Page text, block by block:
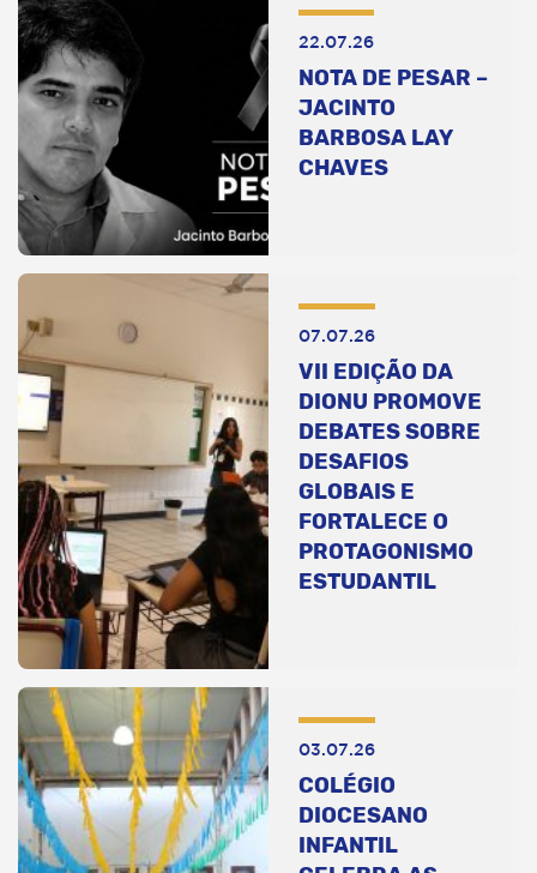
22.07.26
NOTA DE PESAR –
JACINTO
BARBOSA LAY
CHAVES
07.07.26
VII EDIÇÃO DA
DIONU PROMOVE
DEBATES SOBRE
DESAFIOS
GLOBAIS E
FORTALECE O
PROTAGONISMO
ESTUDANTIL
03.07.26
COLÉGIO
DIOCESANO
INFANTIL